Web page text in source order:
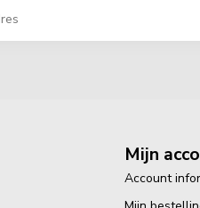
Mijn
Account